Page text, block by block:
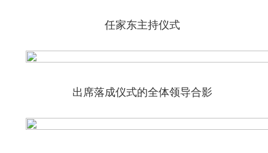
任家东主持仪式
出席落成仪式的全体领导合影